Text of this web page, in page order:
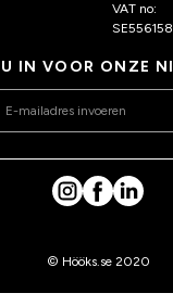
VAT no:
IN VOOR ONZE
© Hööks.se 2020